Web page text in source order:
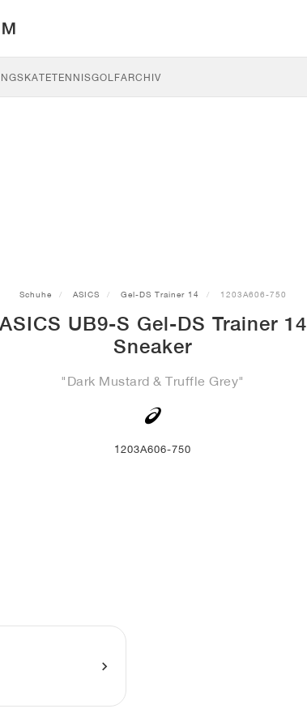
SKATETENNISGOLFARCHIV
Schuhe ASICS Gel-DS Trainer 14 1203A606-750
ASICS UB9-S Gel-DS Trainer 14
Sneaker
"Dark Mustard & Truffle Grey"
1203A606-750